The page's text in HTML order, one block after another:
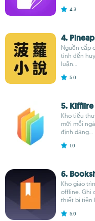
4.3
4.
Nguồn cấp
tình đến
luận...
5.0
5. Kifflire
Kho tiểu
mới mỗi
định dạng...
1.0
6.
Kho giáo
offline. Ghi
thiết bị tiện
5.0